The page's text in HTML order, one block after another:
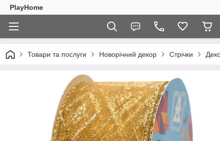
PlayHome
Товари та послуги Новорічний декор Стрічки